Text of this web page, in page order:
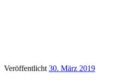
Veröffentlicht 30. März 2019